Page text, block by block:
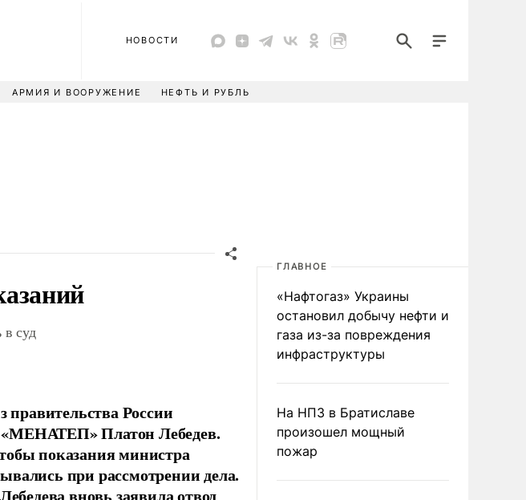
НОВОСТИ
АРМИЯ И ВООРУЖЕНИЕ НЕФТЬ И РУБЛЬ
суд
правительства России
Платон Лебедев.
показания министра
при рассмотрении дела.
ГЛАВНОЕ
«Нафтогаз» Украины
остановил добычу нефти и
газа из-за повреждения
инфраструктуры
На НПЗ в Братиславе
произошел мощный
пожар